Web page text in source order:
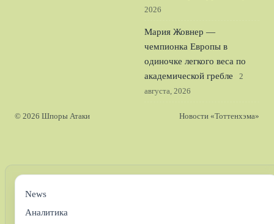
2026
Мария Жовнер —
чемпионка Европы в
одиночке легкого веса по
академической гребле
2
августа, 2026
© 2026 Шпоры Атаки Новости «Тоттенхэма»
News
Аналитика